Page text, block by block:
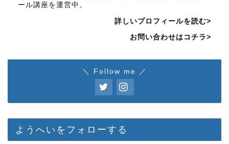
ール講座を運営中。
詳しいプロフィールを読む>
お問い合わせはコチラ>
＼ Follow me ／
ようへいをフォローする